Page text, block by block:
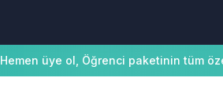
Hemen üye ol, Öğrenci paketinin tüm